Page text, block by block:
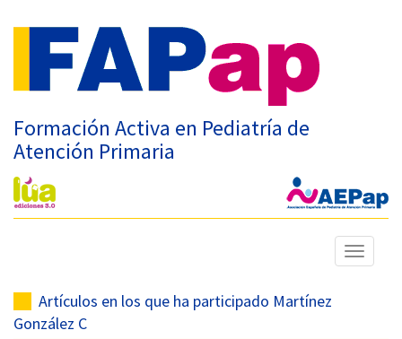
Formación Activa en Pediatría de
Atención Primaria
Mostrar
menú
Artículos en los que ha participado Martínez
González C